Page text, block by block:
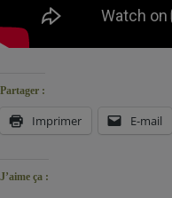
Partager :
Imprimer E-mail
J’aime ça :